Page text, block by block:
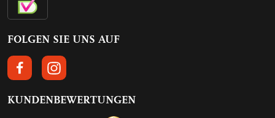
FOLGEN SIE UNS AUF
FOLGEN SIE UNS AUF FACEBOOK
FOLGEN SIE UNS AUF INSTAGRAM
KUNDENBEWERTUNGEN